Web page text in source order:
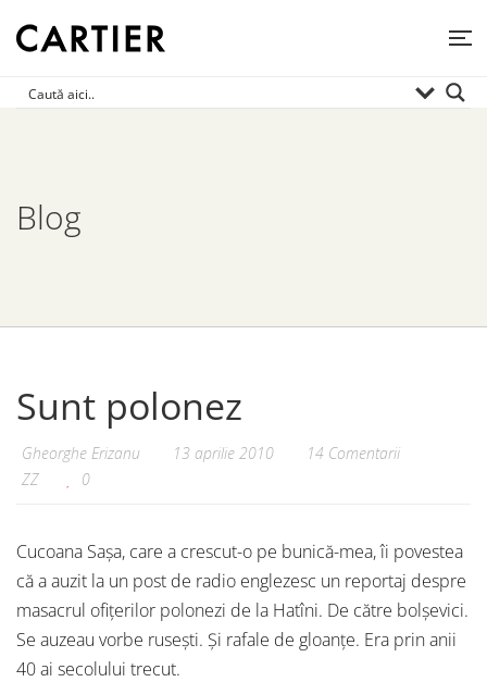
Blog
Sunt polonez
Gheorghe Erizanu 13 aprilie 2010
14 Comentarii
ZZ
0
Cucoana Sașa, care a crescut-o pe bunică-mea, îi povestea
că a auzit la un post de radio englezesc un reportaj despre
masacrul ofițerilor polonezi de la Hatîni. De către bolșevici.
Se auzeau vorbe rusești. Și rafale de gloanțe. Era prin anii
40 ai secolului trecut.